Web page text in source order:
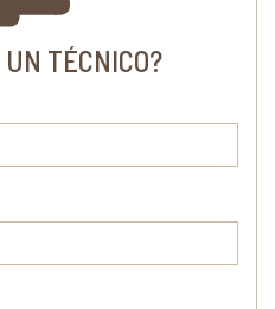
TÉCNICO?